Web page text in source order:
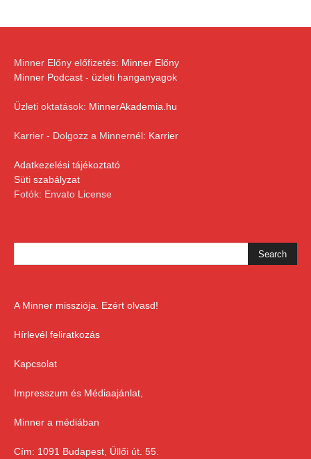
Minner Előny előfizetés: Minner Előny
Minner Podcast - üzleti hanganyagok
Üzleti oktatások: MinnerAkademia.hu
Karrier - Dolgozz a Minnernél: Karrier
Adatkezelési tájékoztató
Süti szabályzat
Fotók: Envato License
A Minner missziója. Ezért olvasd!
Hírlevél feliratkozás
Kapcsolat
Impresszum és Médiaajánlat,
Minner a médiában
Cím: 1091 Budapest, Üllői út. 55.